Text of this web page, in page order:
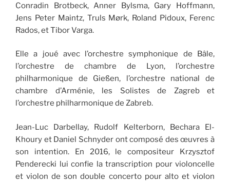
Conradin Brotbeck, Anner Bylsma, Gary Hoffmann,
Jens Peter Maintz, Truls Mørk, Roland Pidoux, Ferenc
Rados, et Tibor Varga.
Elle a joué avec l’orchestre symphonique de Bâle,
l’orchestre de chambre de Lyon, l’orchestre
philharmonique de Gießen, l’orchestre national de
chambre d’Arménie, les Solistes de Zagreb et
l’orchestre philharmonique de Zabreb.
Jean-Luc Darbellay, Rudolf Kelterborn, Bechara El-
Khoury et Daniel Schnyder ont composé des œuvres à
son intention. En 2016, le compositeur Krzysztof
Penderecki lui confie la transcription pour violoncelle
et violon de son double concerto pour alto et violon